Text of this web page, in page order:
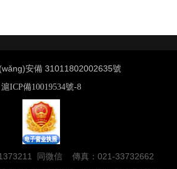
安備 31011802002635號
滬ICP備10019534號-8
同微信 傳真：021-33732662